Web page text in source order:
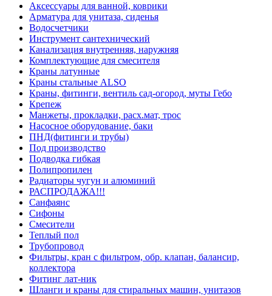
Аксессуары для ванной, коврики
Арматура для унитаза, сиденья
Водосчетчики
Инструмент сантехнический
Канализация внутренняя, наружняя
Комплектующие для смесителя
Краны латунные
Краны стальные ALSO
Краны, фитинги, вентиль сад-огород, муты Гебо
Крепеж
Манжеты, прокладки, расх.мат, трос
Насосное оборудование, баки
ПНД(фитинги и трубы)
Под производство
Подводка гибкая
Полипропилен
Радиаторы чугун и алюминий
РАСПРОДАЖА!!!
Санфаянс
Сифоны
Смесители
Теплый пол
Трубопровод
Фильтры, кран с фильтром, обр. клапан, балансир,
коллектора
Фитинг лат-ник
Шланги и краны для стиральных машин, унитазов